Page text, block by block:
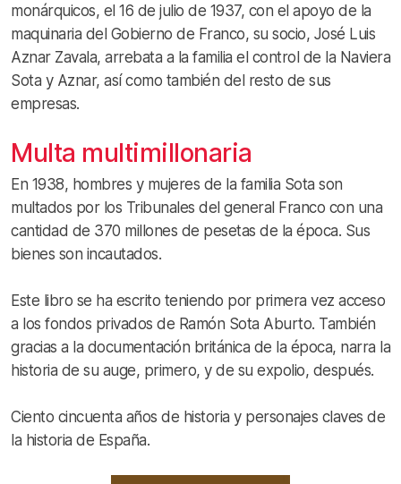
monárquicos, el 16 de julio de 1937, con el apoyo de la
maquinaria del Gobierno de Franco, su socio, José Luis
Aznar Zavala, arrebata a la familia el control de la Naviera
Sota y Aznar, así como también del resto de sus
empresas.
Multa multimillonaria
En 1938, hombres y mujeres de la familia Sota son
multados por los Tribunales del general Franco con una
cantidad de 370 millones de pesetas de la época. Sus
bienes son incautados.
Este libro se ha escrito teniendo por primera vez acceso
a los fondos privados de Ramón Sota Aburto. También
gracias a la documentación británica de la época, narra la
historia de su auge, primero, y de su expolio, después.
Ciento cincuenta años de historia y personajes claves de
la historia de España.